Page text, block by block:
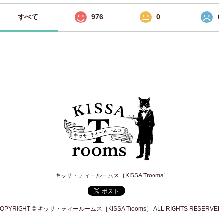
すべて 976 0
キッサ・ティールームス［KISSA Trooms］
© キッサ・ティールームス［KISSA Trooms］ ALL RIGHTS